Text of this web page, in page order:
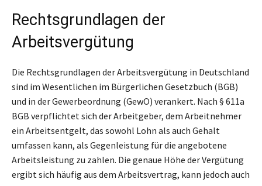
Rechtsgrundlagen der
Arbeitsvergütung
Die Rechtsgrundlagen der Arbeitsvergütung in Deutschland
sind im Wesentlichen im Bürgerlichen Gesetzbuch (BGB)
und in der Gewerbeordnung (GewO) verankert. Nach § 611a
BGB verpflichtet sich der Arbeitgeber, dem Arbeitnehmer
ein Arbeitsentgelt, das sowohl Lohn als auch Gehalt
umfassen kann, als Gegenleistung für die angebotene
Arbeitsleistung zu zahlen. Die genaue Höhe der Vergütung
ergibt sich häufig aus dem Arbeitsvertrag, kann jedoch auch